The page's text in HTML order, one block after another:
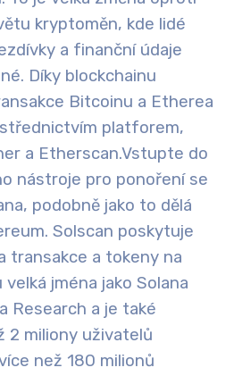
kryptoměn, kde lidé
a finanční údaje
Díky blockchainu
Bitcoinu a Etherea
platforem,
a Etherscan.Vstupte do
nástroje pro ponoření se
podobně jako to dělá
Solscan poskytuje
transakce a tokeny na
jména jako Solana
Research a je také
2 miliony uživatelů
než 180 milionů